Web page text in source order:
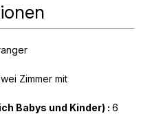
Zimmer mit
Babys und Kinder) : 6